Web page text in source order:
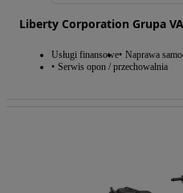
Liberty Corporation Grupa
Usługi finansowe Naprawa
Serwis opon / przechowalnia